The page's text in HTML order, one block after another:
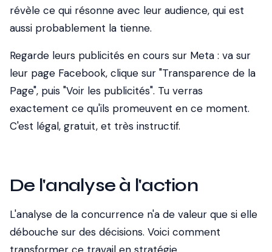
révèle ce qui résonne avec leur audience, qui est
aussi probablement la tienne.
Regarde leurs publicités en cours sur Meta : va sur
leur page Facebook, clique sur "Transparence de la
Page", puis "Voir les publicités". Tu verras
exactement ce qu'ils promeuvent en ce moment.
C'est légal, gratuit, et très instructif.
De l'analyse à l'action
L'analyse de la concurrence n'a de valeur que si elle
débouche sur des décisions. Voici comment